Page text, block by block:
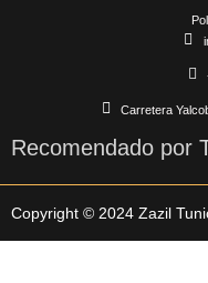
Carretera
Recomendado por
Copyright © 2024 Zazil